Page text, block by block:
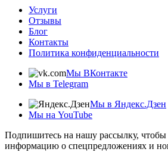
Услуги
Отзывы
Блог
Контакты
Политика конфиденциальности
Мы ВКонтакте
Мы в Telegram
Мы в Яндекс.Дзен
Мы на YouTube
Подпишитесь на нашу рассылку,
информацию о спецпредложениях и